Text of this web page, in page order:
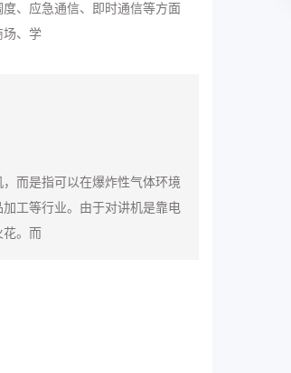
、应急通信、即时通信等方面
场、学
而是指可以在爆炸性气体环境
工等行业。由于对讲机是靠电
花。而